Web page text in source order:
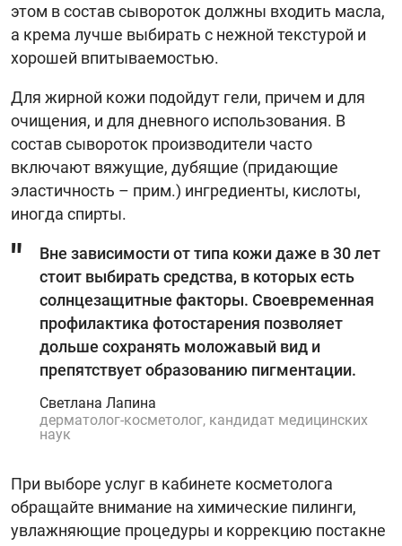
этом в состав сывороток должны входить масла,
а крема лучше выбирать с нежной текстурой и
хорошей впитываемостью.
Для жирной кожи подойдут гели, причем и для
очищения, и для дневного использования. В
состав сывороток производители часто
включают вяжущие, дубящие (придающие
эластичность – прим.) ингредиенты, кислоты,
иногда спирты.
Вне зависимости от типа кожи даже в 30 лет
стоит выбирать средства, в которых есть
солнцезащитные факторы. Своевременная
профилактика фотостарения позволяет
дольше сохранять моложавый вид и
препятствует образованию пигментации.
Светлана Лапина
дерматолог-косметолог, кандидат медицинских
наук
При выборе услуг в кабинете косметолога
обращайте внимание на химические пилинги,
увлажняющие процедуры и коррекцию постакне